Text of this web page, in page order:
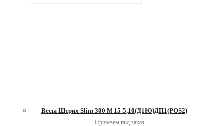
Весы Штрих Slim 300 M 15-5,10(Д1Ю)ДП1(POS2)
Привезем под заказ